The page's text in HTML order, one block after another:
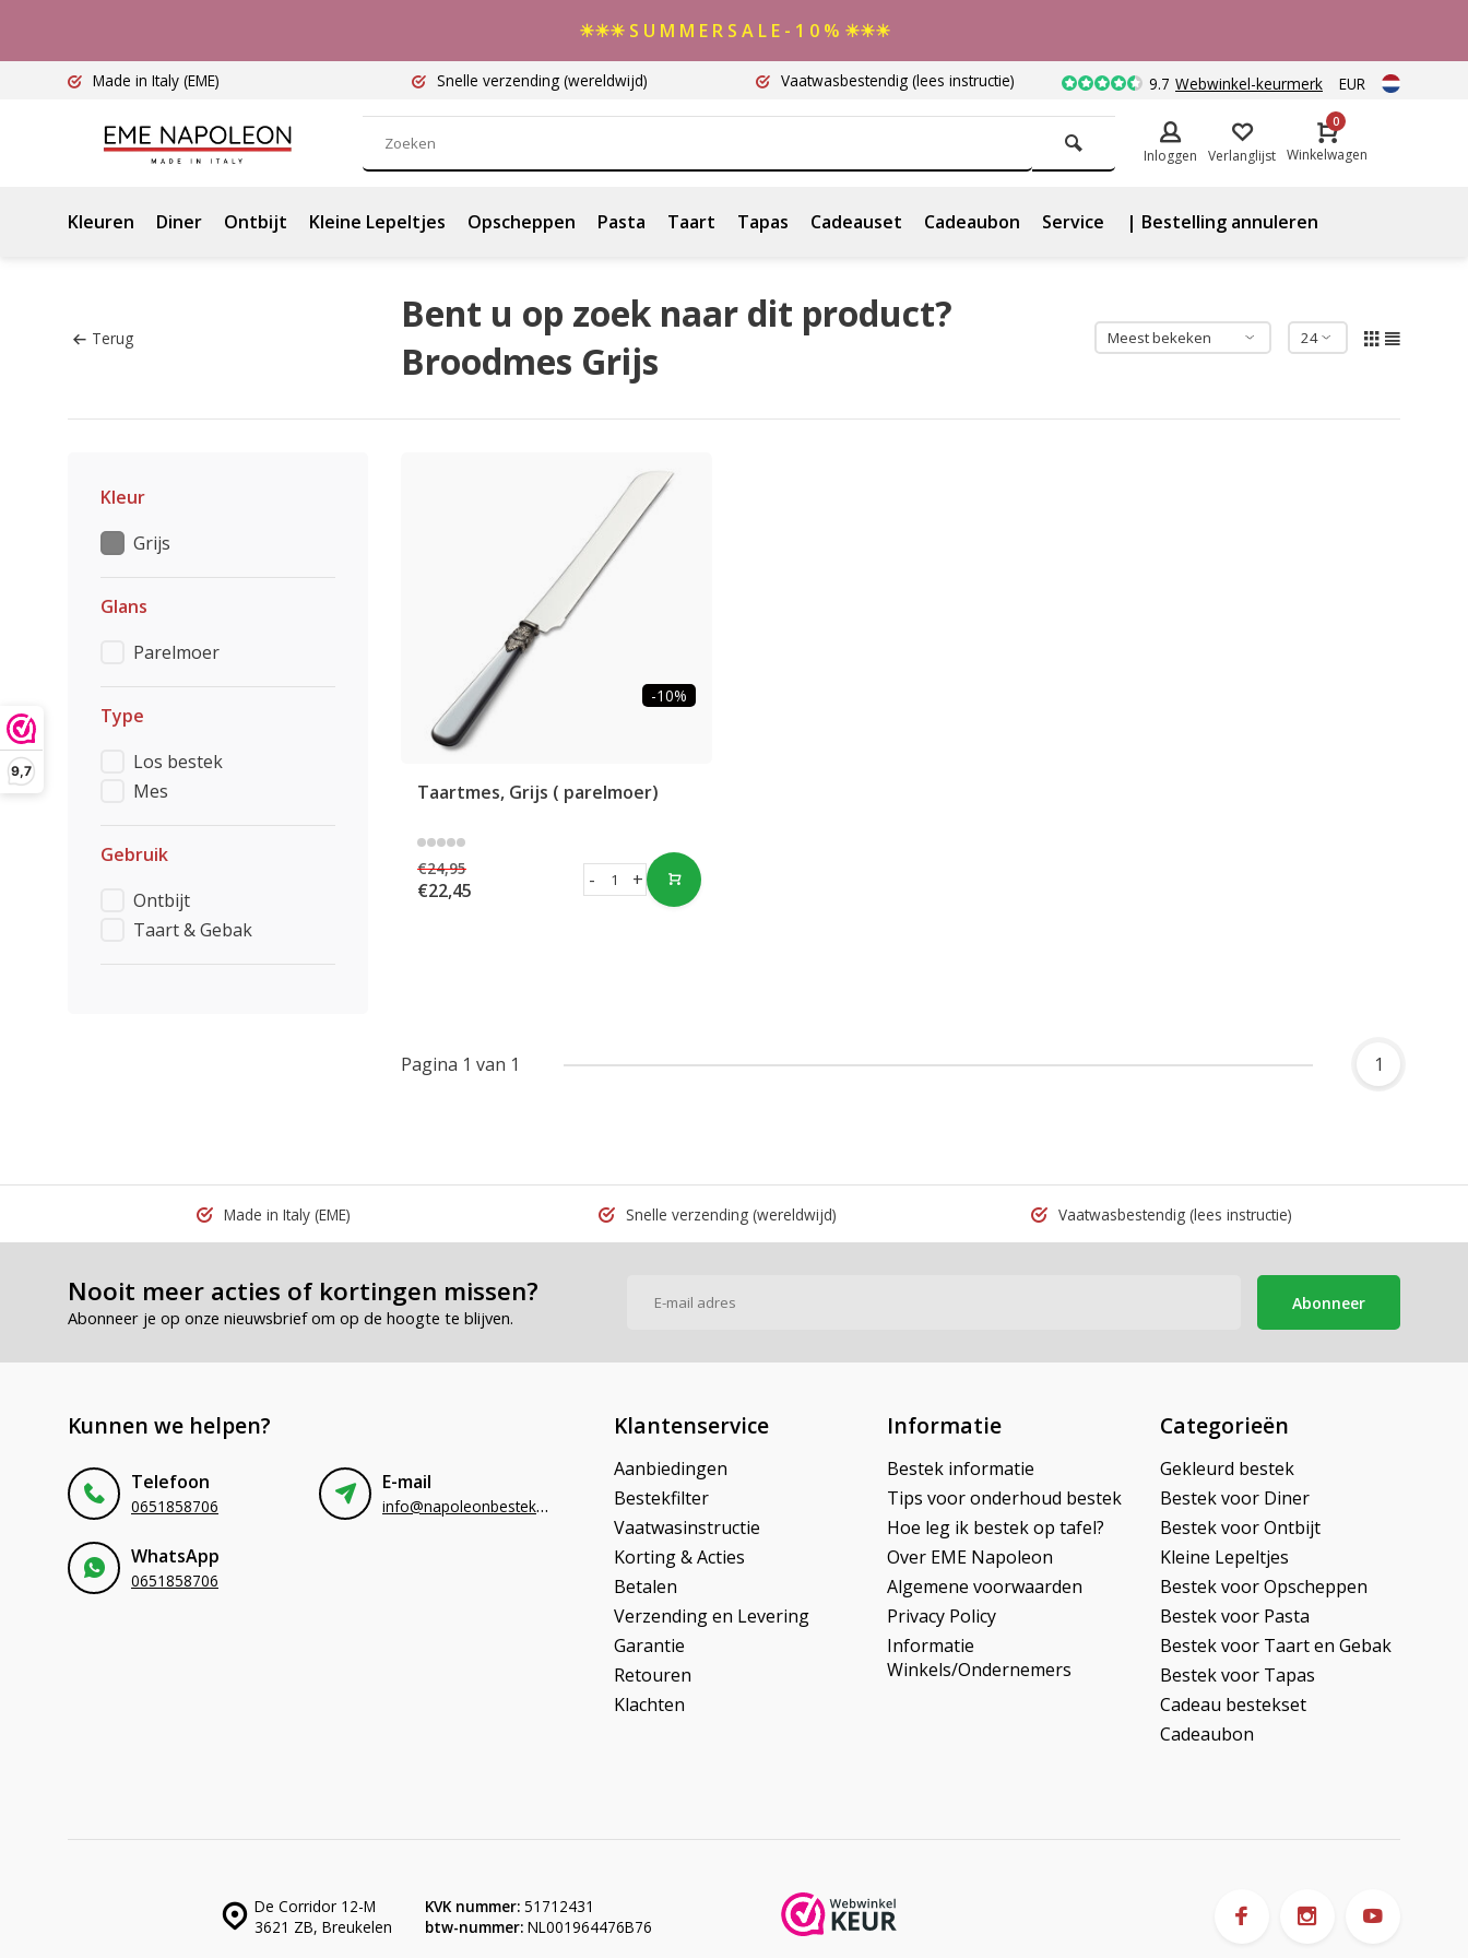
9,7
☀☀☀ S U M M E R S A L E - 1 0 % ☀☀☀
Made in Italy (EME) Snelle verzending (wereldwijd) Vaatwasbestendig (lees instructie) 9.7 Webwinkel-keurmerk EUR
Inloggen Verlanglijst
0
Winkelwagen
Kleuren Diner Ontbijt Kleine Lepeltjes Opscheppen Pasta Taart Tapas Cadeauset Cadeaubon Service | Bestelling annuleren
Terug
Bent u op zoek naar dit product?
Broodmes Grijs
Kleur
Grijs
Glans
Parelmoer
Type
Los bestek
Mes
Gebruik
Ontbijt
Taart & Gebak
-10%
Taartmes, Grijs ( parelmoer)
€24,95
€22,45 +
-
Pagina 1 van 1 1
Made in Italy (EME) Snelle verzending (wereldwijd) Vaatwasbestendig(lees instructie)
Nooit meer acties of kortingen missen?
Abonneer je op onze nieuwsbrief om op de hoogte te blijven.
Abonneer
Kunnen we helpen?
Telefoon
0651858706
E-mail
info@napoleonbestek.nl
WhatsApp
0651858706
Klantenservice
Aanbiedingen
Bestekfilter
Vaatwasinstructie
Korting & Acties
Betalen
Verzending en Levering
Garantie
Retouren
Klachten
Informatie
Bestek informatie
Tips voor onderhoud bestek
Hoe leg ik bestek op tafel?
Over EME Napoleon
Algemene voorwaarden
Privacy Policy
Informatie
Winkels/Ondernemers
Categorieën
Gekleurd bestek
Bestek voor Diner
Bestek voor Ontbijt
Kleine Lepeltjes
Bestek voor Opscheppen
Bestek voor Pasta
Bestek voor Taart en Gebak
Bestek voor Tapas
Cadeau bestekset
Cadeaubon
De Corridor 12-M
3621 ZB, Breukelen
KVK nummer: 51712431
btw-nummer: NL001964476B76